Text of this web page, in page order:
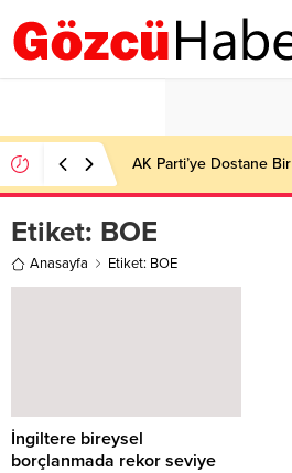
AK Parti’ye Dostane Bir
Etiket: BOE
Anasayfa Etiket: BOE
İngiltere bireysel
borçlanmada rekor seviye